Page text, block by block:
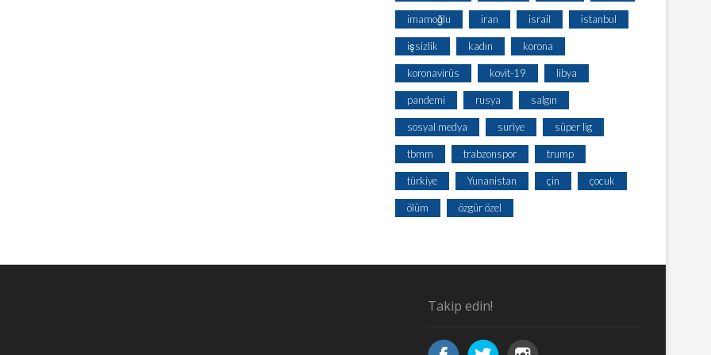
imamoğlu iran israil istanbul
işsizlik kadın korona
koronavirüs kovit-19 libya
pandemi rusya salgın
sosyal medya suriye süper lig
tbmm trabzonspor trump
türkiye Yunanistan çin çocuk
ölüm özgür özel
Takip edin!